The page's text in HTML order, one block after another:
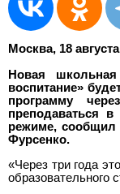
Москва, 18 августа
Новая школьная
воспитание»
программу
преподаваться
режиме, сообщил
Фурсенко.
«Через три года
образовательного